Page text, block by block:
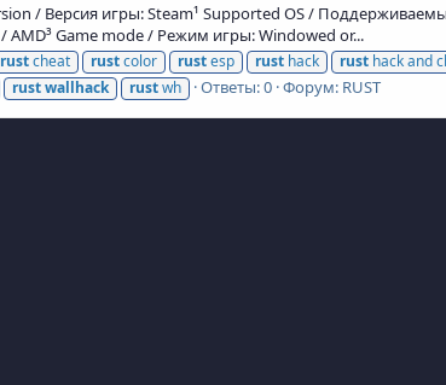
/ Версия игры: Steam¹ Supported OS /
Game mode / Режим игры: Windowed or...
rustcheat rustcolor rustesp rust hack rust hack and
rustwallhack rustwh Ответы: 0 Форум: RUST